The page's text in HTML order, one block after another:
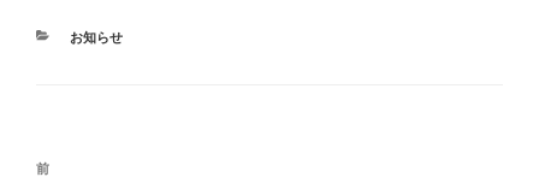
カ
お知らせ
投
前
前